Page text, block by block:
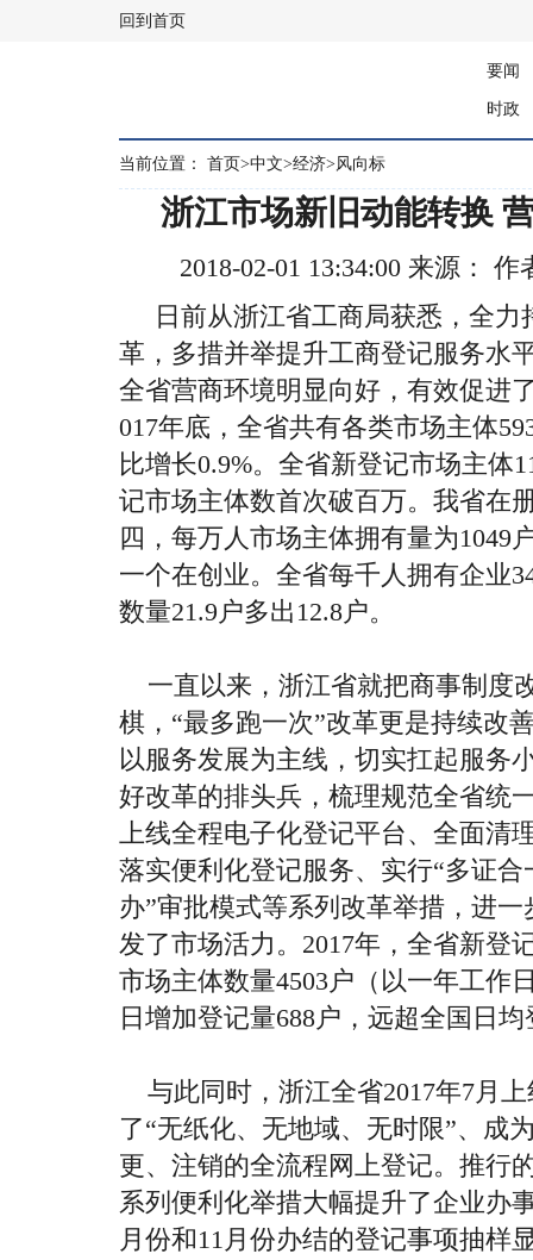
回到首页
要闻
时政
当前位置： 首页>中文>经济>风向标
浙江市场新旧动能转换
2018-02-01 13:34:00 来源：
日前从浙江省工商局获悉，全力
革，多措并举提升工商登记服务水
全省营商环境明显向好，有效促进
017年底，全省共有各类市场主体
比增长0.9%。全省新登记市场主体
记市场主体数首次破百万。我省在
四，每万人市场主体拥有量为1049
一个在创业。全省每千人拥有企业
数量21.9 户多出 12.8户。
一直以来，浙江省就把商事制度
棋，“最多跑一次”改革更是持续改
以服务发展为主线，切实扛起服务
好改革的排头兵，梳理规范全省统
上线全程电子化登记平台、全面清
落实便利化登记服务、实行“多证
办”审批模式等系列改革举措，进
发了市场活力。 2017年，全省新登
市场主体数量4503 户（以一年工作
日增加登记量688户，远超全国日均
与此同时，浙江全省2017年7月
了“无纸化、无地域、无时限”、成
更、注销的全流程网上登记。推行
系列便利化举措大幅提升了企业办
月份和11月份办结的登记事项抽样